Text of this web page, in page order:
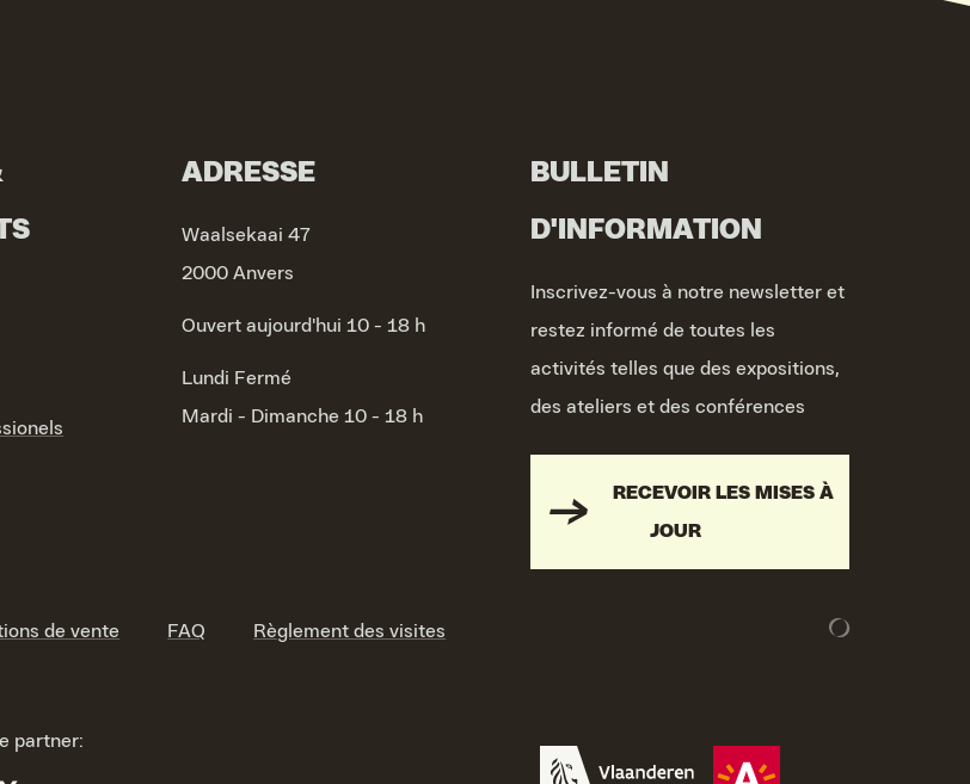
ADRESSE
Waalsekaai 47
2000 Anvers
Ouvert aujourd'hui 10 - 18 h
Lundi Fermé
Mardi - Dimanche 10 - 18 h
BULLETIN
D'INFORMATION
Inscrivez-vous à notre newsletter et
restez informé de toutes les
activités telles que des expositions,
des ateliers et des conférences
RECEVOIR LES MISES À
JOUR
de vente FAQ Règlement des visites
partner: